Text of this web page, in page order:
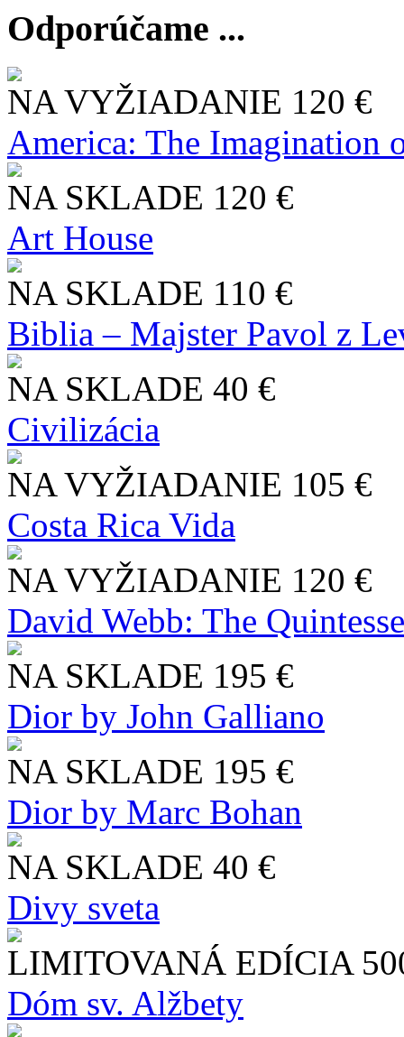
Odporúčame ...
NA VYŽIADANIE 120 €
America: The Imagination
NA SKLADE 120 €
Art House
NA SKLADE 110 €
Biblia – Majster Pavol z
NA SKLADE 40 €
Civilizácia
NA VYŽIADANIE 105 €
Costa Rica Vida
NA VYŽIADANIE 120 €
David Webb: The
NA SKLADE 195 €
Dior by John Galliano
NA SKLADE 195 €
Dior by Marc Bohan
NA SKLADE 40 €
Divy sveta
LIMITOVANÁ EDÍCIA
Dóm sv. Alžbety